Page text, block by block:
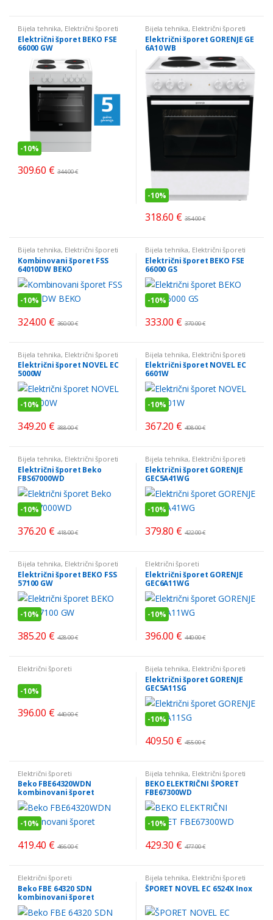
Bijela tehnika, Električni šporeti
Električni šporet BEKO FSE
66000 GW
-10%
309.60 € 344.00€
Bijela tehnika, Električni šporeti
Električni šporet GORENJE GE
6A10 WB
-10%
318.60 € 354.00€
Bijela tehnika, Električni šporeti
Kombinovani šporet FSS
64010DW BEKO
-10%
324.00 € 360.00€
Bijela tehnika, Električni šporeti
Električni šporet BEKO FSE
66000 GS
-10%
333.00 € 370.00€
Bijela tehnika, Električni šporeti
Električni šporet NOVEL EC
5000W
-10%
349.20 € 388.00€
Bijela tehnika, Električni šporeti
Električni šporet NOVEL EC
6601W
-10%
367.20 € 408.00€
Bijela tehnika, Električni šporeti
Električni šporet Beko
FBS67000WD
-10%
376.20 € 418.00€
Bijela tehnika, Električni šporeti
Električni šporet GORENJE
GEC5A41WG
-10%
379.80 € 422.00€
Bijela tehnika, Električni šporeti
Električni šporet BEKO FSS
57100 GW
-10%
385.20 € 428.00€
Električni šporeti
Električni šporet GORENJE
GEC6A11WG
-10%
396.00 € 440.00€
Električni šporeti
-10%
396.00 € 440.00€
Bijela tehnika, Električni šporeti
Električni šporet GORENJE
GEC5A11SG
-10%
409.50 € 455.00€
Električni šporeti
Beko FBE64320WDN
kombinovani šporet
-10%
419.40 € 466.00€
Bijela tehnika, Električni šporeti
BEKO ELEKTRIČNI ŠPORET
FBE67300WD
-10%
429.30 € 477.00€
Električni šporeti
Beko FBE 64320 SDN
kombinovani šporet
Bijela tehnika, Električni šporeti
ŠPORET NOVEL EC 6524X Inox